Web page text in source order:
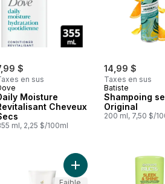
$
en sus
Moisture
Cheveux
ml, 2,25 $/100ml
14,99 $
Taxes en sus
Batiste
Shampoing
Original
200 ml, 7,50 $/
Clean au panieret revitalisant 2 en 1 Pomme
Ajouter Revitalisant